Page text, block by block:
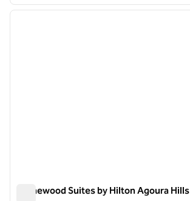
1 จาก 12
Homewood Suites by Hilton Agoura Hills